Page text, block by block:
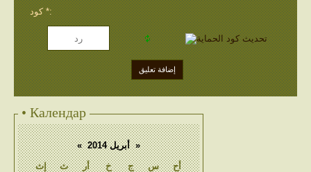
كود *:
• Календар
« أبريل 2014 »
إث
ث أر خ ج س أح